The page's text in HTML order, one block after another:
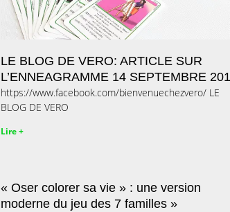
LE BLOG DE VERO: ARTICLE SUR
L’ENNEAGRAMME 14 SEPTEMBRE
https://www.facebook.com/bienvenuechezvero/ LE
BLOG DE VERO
Lire +
« Oser colorer sa vie » : une version
moderne du jeu des 7 familles »